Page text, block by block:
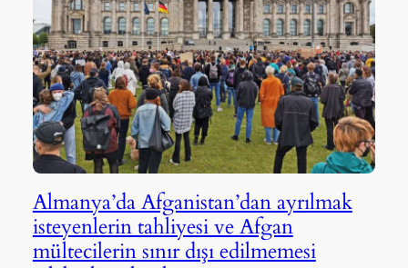
Almanya’da Afganistan’dan ayrılmak
isteyenlerin tahliyesi ve Afgan
mültecilerin sınır dışı edilmemesi